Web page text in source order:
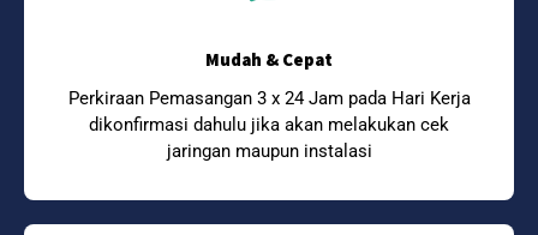
Mudah & Cepat
Perkiraan Pemasangan 3 x 24 Jam pada Hari Kerja
dikonfirmasi dahulu jika akan melakukan cek
jaringan maupun instalasi